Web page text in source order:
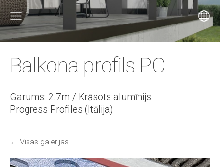
Balkona profils PC
Garums: 2.7m / Krāsots alumīnijs
Progress Profiles (Itālija)
Visas galerijas